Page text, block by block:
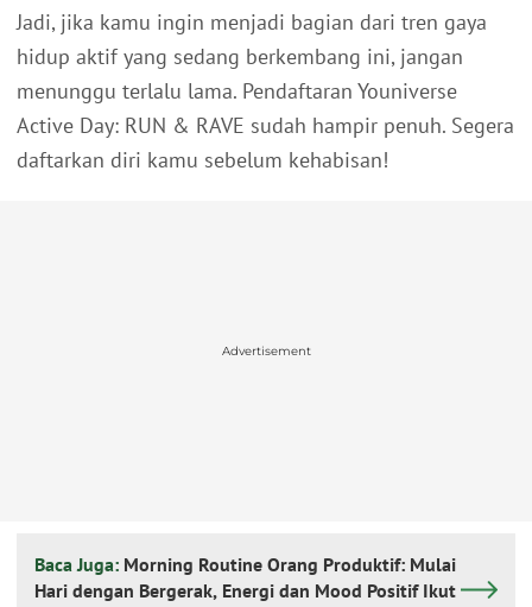
Jadi, jika kamu ingin menjadi bagian dari tren gaya
hidup aktif yang sedang berkembang ini, jangan
menunggu terlalu lama. Pendaftaran Youniverse
Active Day: RUN & RAVE sudah hampir penuh. Segera
daftarkan diri kamu sebelum kehabisan!
Advertisement
Baca Juga: Morning Routine Orang Produktif: Mulai
Hari dengan Bergerak, Energi dan Mood Positif Ikut